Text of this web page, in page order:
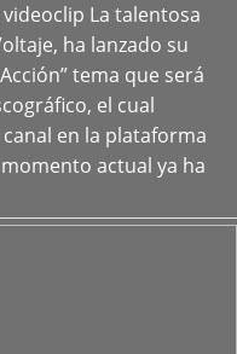
La talentosa
ha lanzado su
tema que será
el cual
en la plataforma
actual ya ha